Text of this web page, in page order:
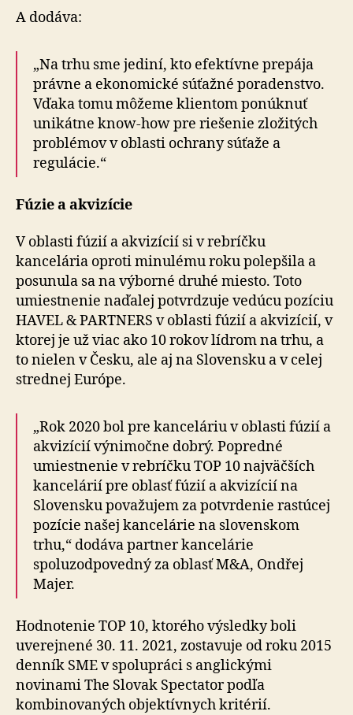
A dodáva:
„Na trhu sme jediní, kto efektívne prepája
právne a ekonomické súťažné poradenstvo.
Vďaka tomu môžeme klientom ponúknuť
unikátne know-how pre riešenie zložitých
problémov v oblasti ochrany súťaže a
regulácie.“
Fúzie a akvizície
V oblasti fúzií a akvizícií si v rebríčku
kancelária oproti minulému roku polepšila a
posunula sa na výborné druhé miesto. Toto
umiestnenie naďalej potvrdzuje vedúcu pozíciu
HAVEL & PARTNERS v oblasti fúzií a akvizícií, v
ktorej je už viac ako 10 rokov lídrom na trhu, a
to nielen v Česku, ale aj na Slovensku a v celej
strednej Európe.
„Rok 2020 bol pre kanceláriu v oblasti fúzií a
akvizícií výnimočne dobrý. Popredné
umiestnenie v rebríčku TOP 10 najväčších
kancelárií pre oblasť fúzií a akvizícií na
Slovensku považujem za potvrdenie rastúcej
pozície našej kancelárie na slovenskom
trhu,“ dodáva partner kancelárie
spoluzodpovedný za oblasť M&A, Ondřej
Majer.
Hodnotenie TOP 10, ktorého výsledky boli
uverejnené 30. 11. 2021, zostavuje od roku 2015
denník SME v spolupráci s anglickými
novinami The Slovak Spectator podľa
kombinovaných objektívnych kritérií.